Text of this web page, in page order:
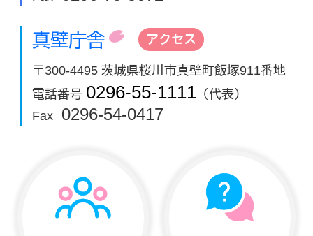
真壁庁舎 アクセス
〒300-4495 茨城県桜川市真壁町飯塚911番地
電話番号 0296-55-1111 （代表）
Fax
0296-54-0417